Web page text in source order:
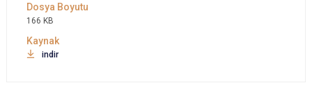
166 KB
indir